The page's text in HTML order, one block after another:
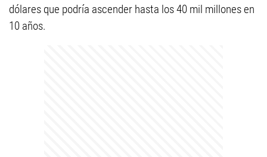
dólares que podría ascender hasta los 40 mil millones en
10 años.